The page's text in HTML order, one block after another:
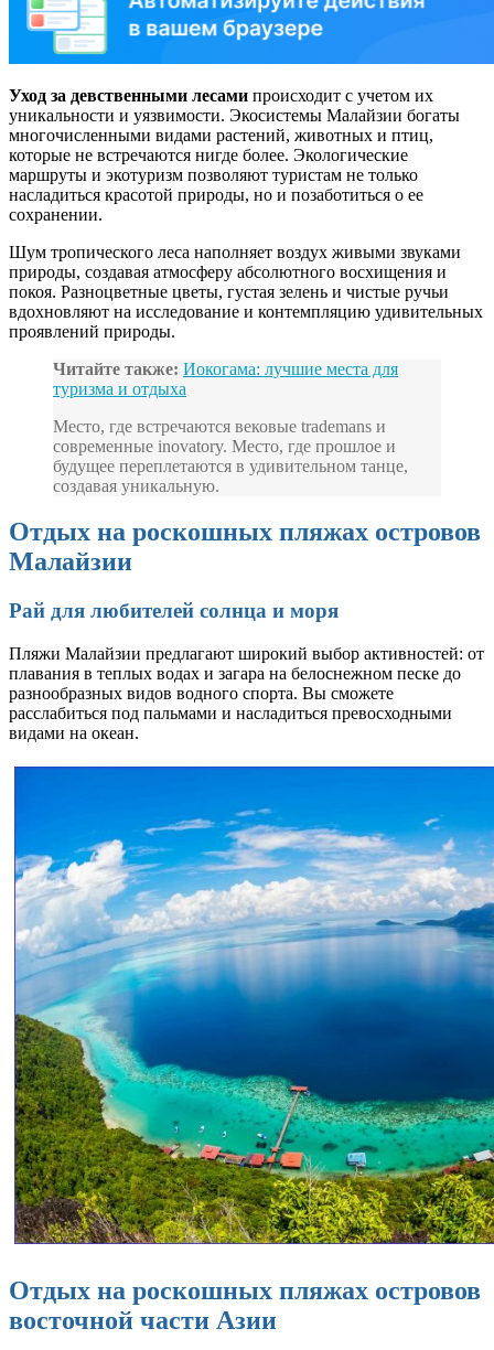
Уход за девственными лесами происходит с учетом их
уникальности и уязвимости. Экосистемы Малайзии богаты
многочисленными видами растений, животных и птиц,
которые не встречаются нигде более. Экологические
маршруты и экотуризм позволяют туристам не только
насладиться красотой природы, но и позаботиться о ее
сохранении.
Шум тропического леса наполняет воздух живыми звуками
природы, создавая атмосферу абсолютного восхищения и
покоя. Разноцветные цветы, густая зелень и чистые ручьи
вдохновляют на исследование и контемпляцию удивительных
проявлений природы.
Читайте также: Иокогама: лучшие места для
туризма и отдыха
Место, где встречаются вековые trademans и
современные inovatory. Место, где прошлое и
будущее переплетаются в удивительном танце,
создавая уникальную.
Отдых на роскошных пляжах островов
Малайзии
Рай для любителей солнца и моря
Пляжи Малайзии предлагают широкий выбор активностей: от
плавания в теплых водах и загара на белоснежном песке до
разнообразных видов водного спорта. Вы сможете
расслабиться под пальмами и насладиться превосходными
видами на океан.
Отдых на роскошных пляжах островов
восточной части Азии